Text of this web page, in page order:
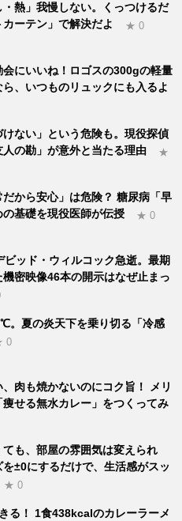
熱」我慢しない。くっつけるだ
ーテン」で解決だよ
★ 0
会にいいね！ロゴスの300gの軽量
ら、いつものリュックにも入るよ
ない」という危険も。現役探偵
の勘」が意外と当たる理由
★
だから安心」は危険？ 糖尿病「早
基礎を現役医師が伝授
★ 0
ビッド・ウィルコック急逝。最期
機密映像46本の開示はなぜ止まっ
。夏の炎天下を乗り切る「冷感
0
肉も焼かないのにコク旨！ メリ
痩せる無水カレー」をつくってみ
も、部屋の雰囲気は変えられ
±0にするだけで、生活感がスッ
★ 0
る！ 1食438kcalのカレーラーメ